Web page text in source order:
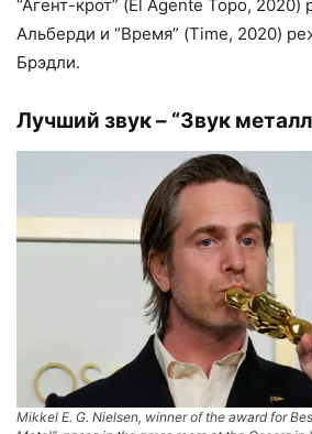
“Агент-крот” (El Agente Topo,
Альберди и “Время” (Time, 2020)
Брэдли.
Лучший звук – “Звук
Mikkel E. G. Nielsen, winner of the award for